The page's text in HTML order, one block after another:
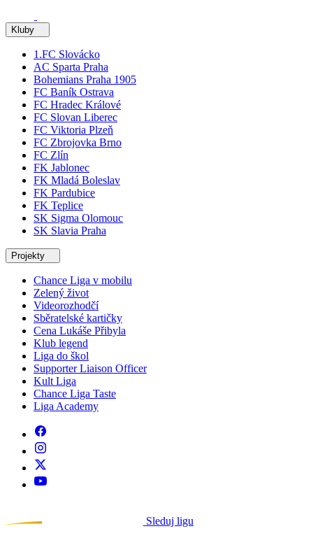
Kluby
1.FC Slovácko
AC Sparta Praha
Bohemians Praha 1905
FC Baník Ostrava
FC Hradec Králové
FC Slovan Liberec
FC Viktoria Plzeň
FC Zbrojovka Brno
FC Zlín
FK Jablonec
FK Mladá Boleslav
FK Pardubice
FK Teplice
SK Sigma Olomouc
SK Slavia Praha
Projekty
Chance Liga v mobilu
Zelený život
Videorozhodčí
Sběratelské kartičky
Cena Lukáše Přibyla
Klub legend
Liga do škol
Supporter Liaison Officer
Kult Liga
Chance Liga Taste
Liga Academy
Sleduj ligu